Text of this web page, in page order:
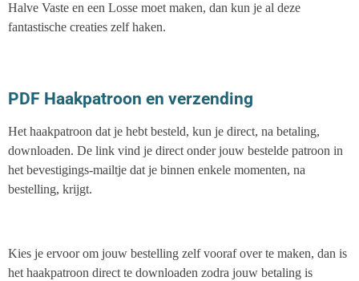
Halve Vaste en een Losse moet maken, dan kun je al deze
fantastische creaties zelf haken.
PDF Haakpatroon en verzending
Het haakpatroon dat je hebt besteld, kun je direct, na betaling,
downloaden. De link vind je direct onder jouw bestelde patroon in
het bevestigings-mailtje dat je binnen enkele momenten, na
bestelling, krijgt.
Kies je ervoor om jouw bestelling zelf vooraf over te maken, dan is
het haakpatroon direct te downloaden zodra jouw betaling is